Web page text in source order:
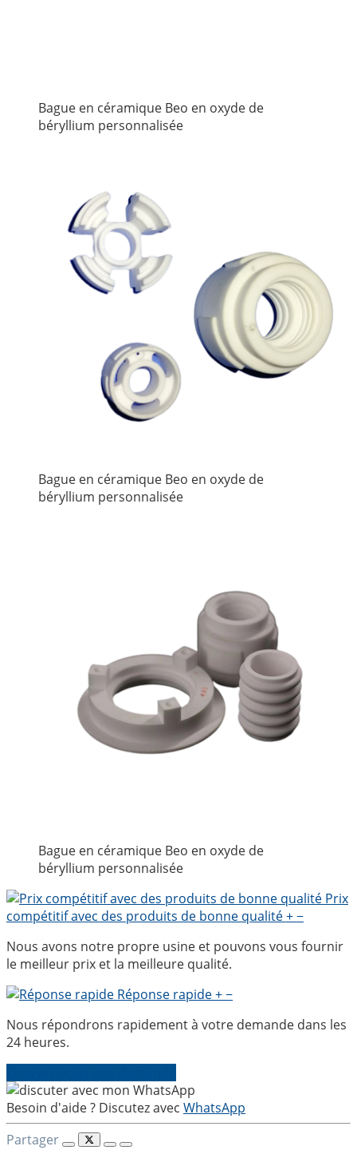
Bague en céramique Beo en oxyde de
béryllium personnalisée
Bague en céramique Beo en oxyde de
béryllium personnalisée
Bague en céramique Beo en oxyde de
béryllium personnalisée
Prix
compétitif avec des produits de bonne qualité+−
Nous avons notre propre usine et pouvons vous fournir
le meilleur prix et la meilleure qualité.
Réponse rapide+−
Nous répondrons rapidement à votre demande dans les
24 heures.
Besoin d'aide ? Discutez avec WhatsApp
Partager